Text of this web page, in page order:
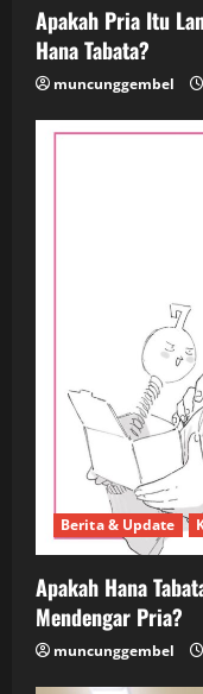
Apakah Pria Itu
Hana Tabata?
muncunggembel
Berita & Update
Apakah Hana
Mendengar Pria?
muncunggembel